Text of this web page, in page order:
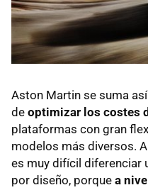
Aston Martin se suma
de optimizar los costes
plataformas con gran
modelos más diversos.
es muy difícil diferenciar
por diseño, porque a